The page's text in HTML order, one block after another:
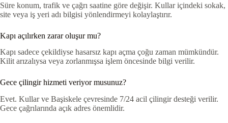
Süre konum, trafik ve çağrı saatine göre değişir. Kullar içindeki sokak,
site veya iş yeri adı bilgisi yönlendirmeyi kolaylaştırır.
Kapı açılırken zarar oluşur mu?
Kapı sadece çekildiyse hasarsız kapı açma çoğu zaman mümkündür.
Kilit arızalıysa veya zorlanmışsa işlem öncesinde bilgi verilir.
Gece çilingir hizmeti veriyor musunuz?
Evet. Kullar ve Başiskele çevresinde 7/24 acil çilingir desteği verilir.
Gece çağrılarında açık adres önemlidir.